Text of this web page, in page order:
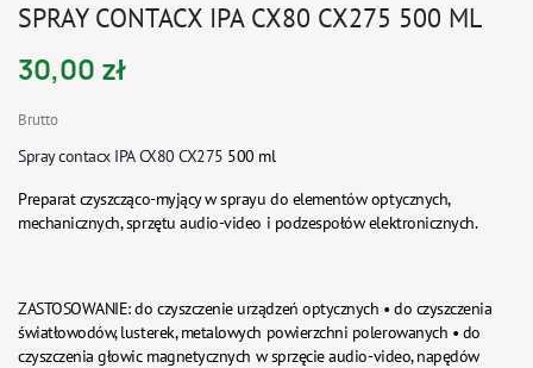
SPRAY CONTACX IPA CX80 CX275 500 ML
30,00 zł
Brutto
Spray contacx IPA CX80 CX275 500 ml
Preparat czyszcząco-myjący w sprayu do elementów optycznych,
mechanicznych, sprzętu audio-video i podzespołów elektronicznych.
ZASTOSOWANIE:do czyszczenie urządzeń optycznych • do czyszczenia
światłowodów, lusterek, metalowych powierzchni polerowanych • do
czyszczenia głowic magnetycznych w sprzęcie audio-video, napędów